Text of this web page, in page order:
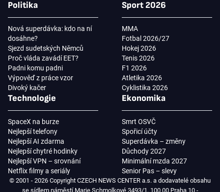
Politika
Nová superdávka: kdo na ní
dosáhne?
Sjezd sudetských Němců
Proč vláda zavádí EET?
Padni komu padni
Výpověď z práce vzor
Divoký kačer
Sport 2026
MMA
Fotbal 2026/27
Hokej 2026
Tenis 2026
F1 2026
Atletika 2026
Cyklistika 2026
Technologie
SpaceX na burze
Nejlepší telefony
Nejlepší AI zdarma
Nejlepší chytré hodinky
Nejlepší VPN – srovnání
Netflix filmy a seriály
Ekonomika
Smrt OSVČ
Spořicí účty
Superdávka – změny
Důchody 2027
Minimální mzda 2027
Senior Pas – slevy
© 2001 - 2026 Copyright CZECH NEWS CENTER a.s. a dodavatelé obsahu
se sídlem náměstí Marie Schmolkové 3493/1, 100 00 Praha 10 -